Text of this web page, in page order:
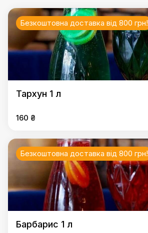
Безкоштовна доставка від 800 грн!
Тархун 1 л
160 ₴
Безкоштовна доставка від 800 грн!
Барбарис 1 л